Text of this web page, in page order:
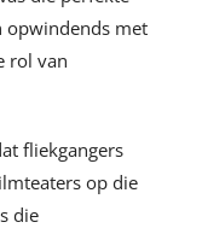
opwindends met
rol van
fliekgangers
op die
die